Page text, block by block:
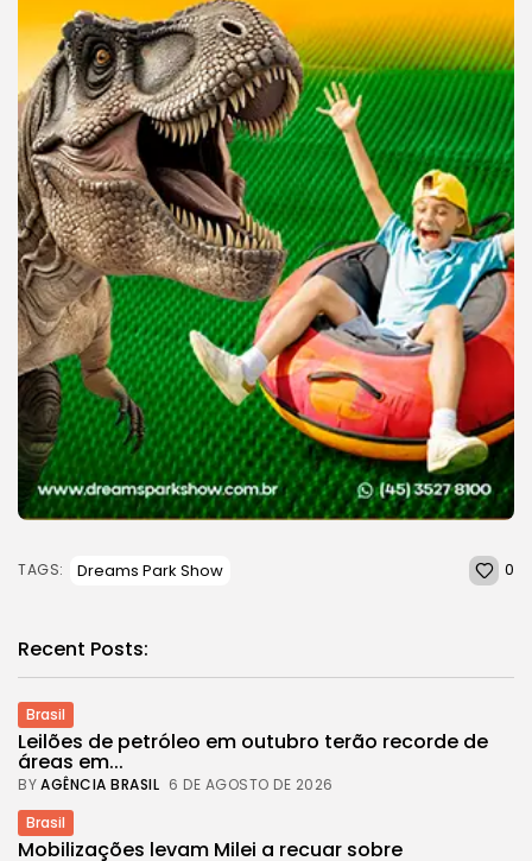
TAGS: Dreams Park Show 0
Recent Posts:
Brasil
Leilões de petróleo em outubro terão recorde de
áreas em...
BYAGÊNCIA BRASIL 6 DE AGOSTO DE 2026
Brasil
Mobilizações levam Milei a recuar sobre